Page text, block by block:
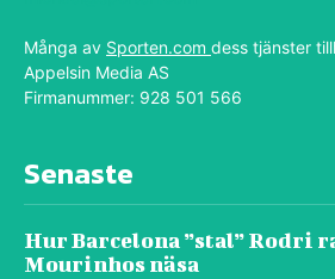
Många av Sporten.com dess tjänster
Appelsin Media AS
Firmanummer: 928 501 566
Senaste
Hur Barcelona ”stal” Rodri
Mourinhos näsa